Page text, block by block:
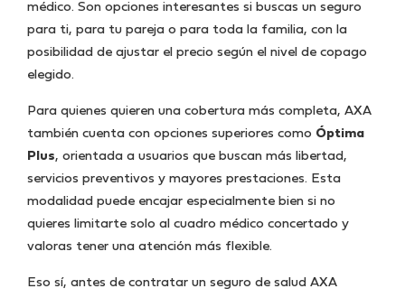
médico. Son opciones interesantes si buscas un seguro
para ti, para tu pareja o para toda la familia, con la
posibilidad de ajustar el precio según el nivel de copago
elegido.
Para quienes quieren una cobertura más completa, AXA
también cuenta con opciones superiores como Óptima
Plus, orientada a usuarios que buscan más libertad,
servicios preventivos y mayores prestaciones. Esta
modalidad puede encajar especialmente bien si no
quieres limitarte solo al cuadro médico concertado y
valoras tener una atención más flexible.
Eso sí, antes de contratar un seguro de salud AXA